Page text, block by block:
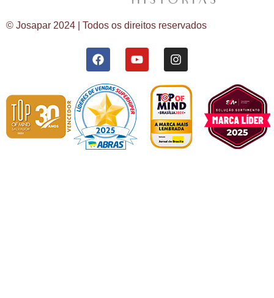
© Josapar 2024 | Todos os direitos reservados